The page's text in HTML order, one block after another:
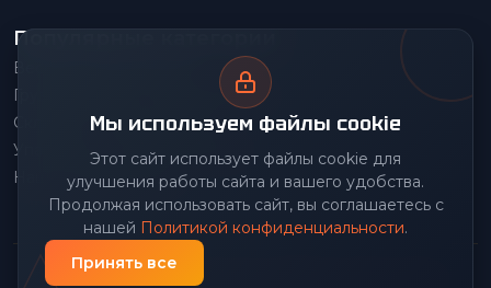
Мы используем файлы cookie
Этот сайт использует файлы cookie для
улучшения работы сайта и вашего удобства.
Продолжая использовать сайт, вы соглашаетесь с
нашей Политикой конфиденциальности.
Принять все
Популярные категории
Весовое оборудование
Грузоподъемное оборудование
Складское оборудование
Упаковочное оборудование
Наше производство
© 2026 Передовой Центр снабжения. Все права